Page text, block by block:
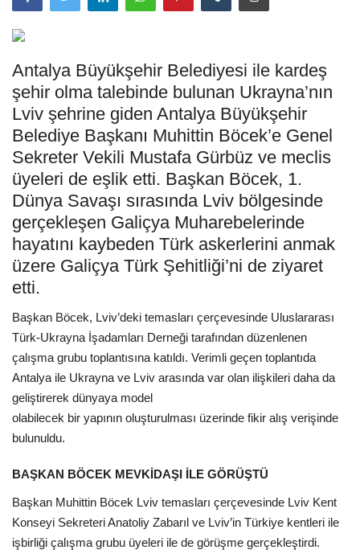
Araştırma - İnceleme
Lezzet Durakları
Röportajlar
Gezi - Yorum
Sizlerden Gelenler
Yorumlar
Video Tanıtım
Köşe Yazarları
Galeri
Antalya Büyükşehir Belediyesi ile kardeş
şehir olma talebinde bulunan Ukrayna’nın
Lviv şehrine giden Antalya Büyükşehir
Belediye Başkanı Muhittin Böcek’e Genel
Sekreter Vekili Mustafa Gürbüz ve meclis
üyeleri de eşlik etti. Başkan Böcek, 1.
Dünya Savaşı sırasında Lviv bölgesinde
gerçekleşen Galiçya Muharebelerinde
hayatını kaybeden Türk askerlerini anmak
üzere Galiçya Türk Şehitliği’ni de ziyaret
etti.
Başkan Böcek, Lviv’deki temasları çerçevesinde Uluslararası
Türk-Ukrayna İşadamları Derneği tarafından düzenlenen
çalışma grubu toplantısına katıldı. ‬Verimli geçen toplantıda
Antalya ile Ukrayna ve Lviv arasında var olan ilişkileri daha da
geliştirerek dünyaya model
olabilecek bir yapının oluşturulması üzerinde fikir alış verişinde
bulunuldu.
BAŞKAN BÖCEK MEVKİDAŞI İLE GÖRÜŞTÜ
Başkan Muhittin Böcek Lviv temasları çerçevesinde Lviv Kent
Konseyi Sekreteri Anatoliy Zabarıl ve Lviv’in Türkiye kentleri ile
işbirliği çalışma grubu üyeleri ile de görüşme gerçekleştirdi.